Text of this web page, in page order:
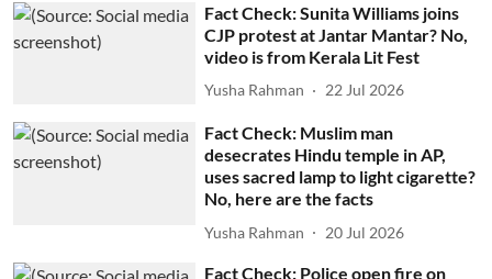
Fact Check: Sunita Williams joins
CJP protest at Jantar Mantar? No,
video is from Kerala Lit Fest
Yusha Rahman 22 Jul 2026
Fact Check: Muslim man
desecrates Hindu temple in AP,
uses sacred lamp to light cigarette?
No, here are the facts
Yusha Rahman 20 Jul 2026
Fact Check: Police open fire on